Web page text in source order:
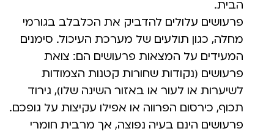
הבית.
פרעושים עלולים להדביק את הכלבלב בגורמי
מחלה, כגון תולעים של מערכת העיכול. סימנים
המעידים על המצאות פרעושים הם: צואת
פרעושים (נקודות שחורות קטנות הצמודות
לשיערות או לעור או באזור השינה שלו), גירוד
תכוף, כירסום הפרווה או אפילו עקיצות על גופכם.
פרעושים הינם בעיה נפוצה, אך מרבית חומרי